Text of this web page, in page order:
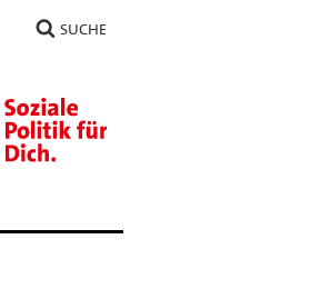
SUCHE